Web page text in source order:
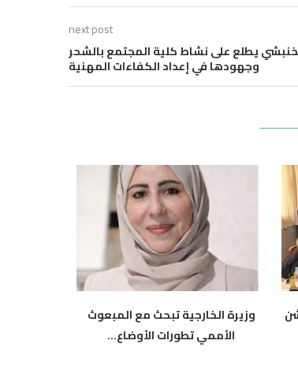
next post
يطلع على نشاط كلية المجتمع بالشحر
وجهودها في إعداد الكفاءات المهنية
وزيرة الخارجية تبحث مع المبعوث
الأممي تطورات الأوضاع...